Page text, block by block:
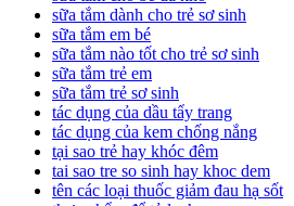
sữa tắm dành cho trẻ sơ sinh
sữa tắm em bé
sữa tắm nào tốt cho trẻ sơ sinh
sữa tắm trẻ em
sữa tắm trẻ sơ sinh
tác dụng của dầu tẩy trang
tác dụng của kem chống nắng
tại sao trẻ hay khóc đêm
tai sao tre so sinh hay khoc dem
tên các loại thuốc giảm đau hạ sốt